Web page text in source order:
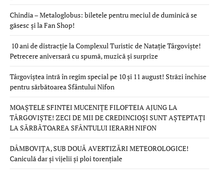
Chindia – Metaloglobus: biletele pentru meciul de duminică se
găsesc și la Fan Shop!
10 ani de distracție la Complexul Turistic de Natație Târgoviște!
Petrecere aniversară cu spumă, muzică și surprize
Târgoviștea intră în regim special pe 10 și 11 august! Străzi închise
pentru sărbătoarea Sfântului Nifon
MOAȘTELE SFINTEI MUCENIȚE FILOFTEIA AJUNG LA
TÂRGOVIȘTE! ZECI DE MII DE CREDINCIOȘI SUNT AȘTEPTAȚI
LA SĂRBĂTOAREA SFÂNTULUI IERARH NIFON
DÂMBOVIȚA, SUB DOUĂ AVERTIZĂRI METEOROLOGICE!
Caniculă dar și vijelii și ploi torențiale